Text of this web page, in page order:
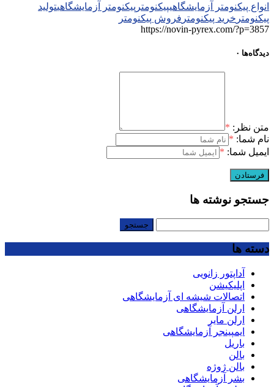
انواع پیکنومتر آزمایشگاهیپیکنومتر پیکنومتر آزمایشگاهیتولید
پیکنومتر خرید پیکنومتر فروش پیکنومتر
https://novin-pyrex.com/?p=3857
دیدگاه‌ها ۰
متن نظر: *
نام شما: *
ایمیل شما: *
جستجو نوشته ها
دسته ها
آداپتور زانویی
اپلیکیشن
اتصالات شیشه ای آزمایشگاهی
ارلن آزمایشگاهی
ارلن مایر
ایمپینجر آزمایشگاهی
باریل
بالن
بالن ژوژه
بشر آزمایشگاهی